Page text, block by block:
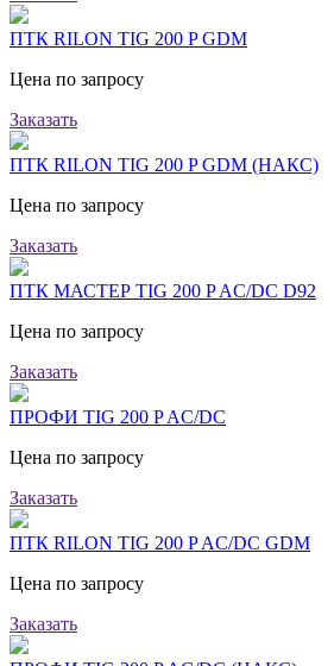
ПТК RILON TIG 200 P GDM
Цена по запросу
Заказать
ПТК RILON TIG 200 P GDM (НАКС)
Цена по запросу
Заказать
ПТК МАСТЕР TIG 200 P AC/DC D92
Цена по запросу
Заказать
ПРОФИ TIG 200 P AC/DC
Цена по запросу
Заказать
ПТК RILON TIG 200 P AC/DC GDM
Цена по запросу
Заказать